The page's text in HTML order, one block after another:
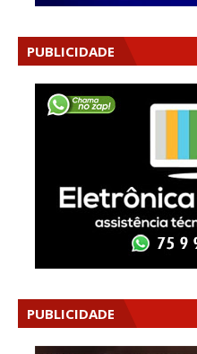
PUBLICIDADE
PUBLICIDADE